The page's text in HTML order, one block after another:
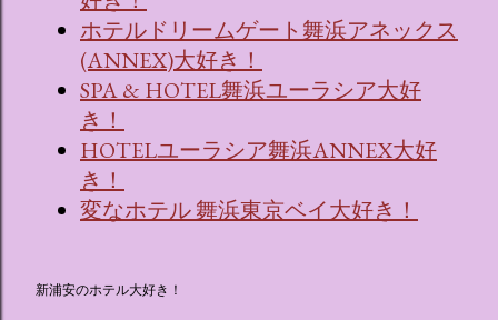
ホテルドリームゲート舞浜アネックス
(ANNEX)大好き！
SPA & HOTEL舞浜ユーラシア大好
き！
HOTELユーラシア舞浜ANNEX大好
き！
変なホテル 舞浜東京ベイ大好き！
新浦安のホテル大好き！